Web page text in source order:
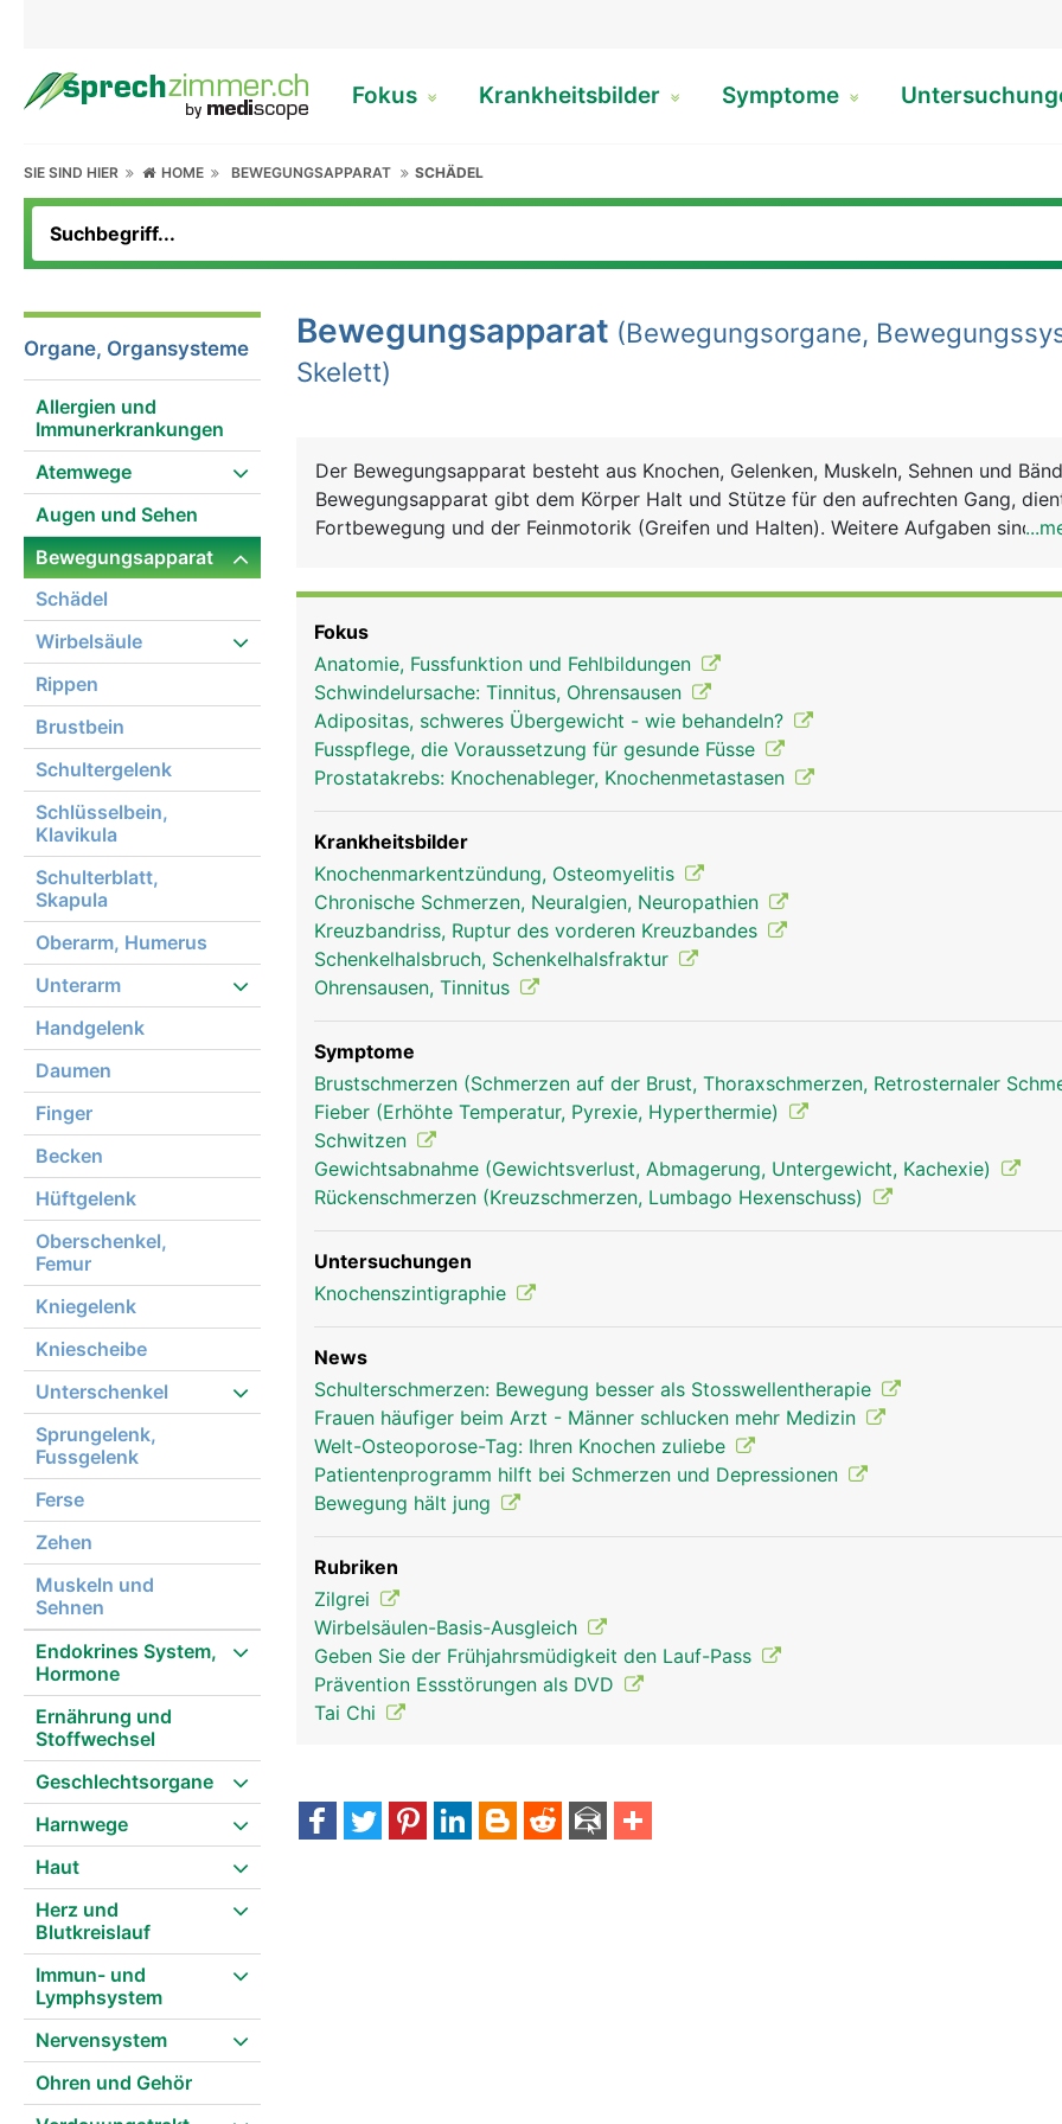
Fokus Krankheitsbilder Symptome
SIE SIND HIER HOME BEWEGUNGSAPPARAT SCHÄDEL
Organe, Organsysteme
Allergien und
Immunerkrankungen
Atemwege
Augen und Sehen
Bewegungsapparat
Schädel
Wirbelsäule
Rippen
Brustbein
Schultergelenk
Schlüsselbein,
Klavikula
Schulterblatt,
Skapula
Oberarm, Humerus
Unterarm
Handgelenk
Daumen
Finger
Becken
Hüftgelenk
Oberschenkel,
Femur
Kniegelenk
Kniescheibe
Unterschenkel
Sprungelenk,
Fussgelenk
Ferse
Zehen
Muskeln und
Sehnen
Endokrines System,
Hormone
Ernährung und
Stoffwechsel
Geschlechtsorgane
Harnwege
Haut
Herz und
Blutkreislauf
Immun- und
Lymphsystem
Nervensystem
Ohren und Gehör
Bewegungsapparat (Bewegungsorgane,
Skelett)
Der Bewegungsapparat besteht aus Knochen, Gelenken, Muskeln, Sehnen und
Bewegungsapparat gibt dem Körper Halt und Stütze für den aufrechten Gang,
Fortbewegung und der Feinmotorik (Greifen und Halten). Weitere Aufgaben sind
Fokus
Anatomie, Fussfunktion und Fehlbildungen
Schwindelursache: Tinnitus, Ohrensausen
Adipositas, schweres Übergewicht - wie behandeln?
Fusspflege, die Voraussetzung für gesunde Füsse
Prostatakrebs: Knochenableger, Knochenmetastasen
Krankheitsbilder
Knochenmarkentzündung, Osteomyelitis
Chronische Schmerzen, Neuralgien, Neuropathien
Kreuzbandriss, Ruptur des vorderen Kreuzbandes
Schenkelhalsbruch, Schenkelhalsfraktur
Ohrensausen, Tinnitus
Symptome
Brustschmerzen (Schmerzen auf der Brust, Thoraxschmerzen, Retrosternaler
Fieber (Erhöhte Temperatur, Pyrexie, Hyperthermie)
Schwitzen
Gewichtsabnahme (Gewichtsverlust, Abmagerung, Untergewicht, Kachexie)
Rückenschmerzen (Kreuzschmerzen, Lumbago Hexenschuss)
Untersuchungen
Knochenszintigraphie
News
Schulterschmerzen: Bewegung besser als Stosswellentherapie
Frauen häufiger beim Arzt - Männer schlucken mehr Medizin
Welt-Osteoporose-Tag: Ihren Knochen zuliebe
Patientenprogramm hilft bei Schmerzen und Depressionen
Bewegung hält jung
Rubriken
Zilgrei
Wirbelsäulen-Basis-Ausgleich
Geben Sie der Frühjahrsmüdigkeit den Lauf-Pass
Prävention Essstörungen als DVD
Tai Chi